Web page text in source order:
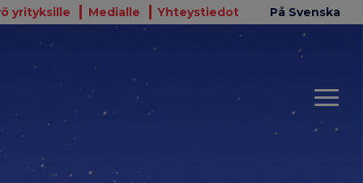
yrityksille Medialle Yhteystiedot På Svenska